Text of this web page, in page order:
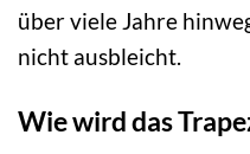
über viele Jahre
nicht ausbleicht.
Wie wird das